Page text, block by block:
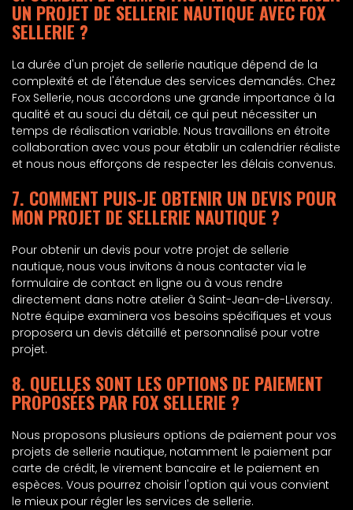
UN PROJET DE SELLERIE NAUTIQUE AVEC FOX
SELLERIE ?
La durée d'un projet de sellerie nautique dépend de la
complexité et de l'étendue des services demandés. Chez
Fox Sellerie, nous accordons une grande importance à la
qualité et au souci du détail, ce qui peut nécessiter un
temps de réalisation variable. Nous travaillons en étroite
collaboration avec vous pour établir un calendrier réaliste
et nous nous efforçons de respecter les délais convenus.
7. COMMENT PUIS-JE OBTENIR UN DEVIS POUR
MON PROJET DE SELLERIE NAUTIQUE ?
Pour obtenir un devis pour votre projet de sellerie
nautique, nous vous invitons à nous contacter via le
formulaire de contact en ligne ou à vous rendre
directement dans notre atelier à Saint-Jean-de-Liversay.
Notre équipe examinera vos besoins spécifiques et vous
proposera un devis détaillé et personnalisé pour votre
projet.
8. QUELLES SONT LES OPTIONS DE PAIEMENT
PROPOSÉES PAR FOX SELLERIE ?
Nous proposons plusieurs options de paiement pour vos
projets de sellerie nautique, notamment le paiement par
carte de crédit, le virement bancaire et le paiement en
espèces. Vous pourrez choisir l'option qui vous convient
le mieux pour régler les services de sellerie.